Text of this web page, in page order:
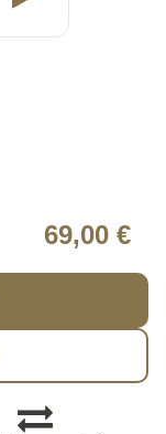
69,00 €